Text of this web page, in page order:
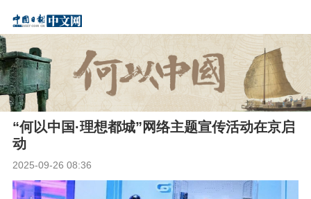
“何以中国·理想都城”网络主题宣传活动在京启
动
2025-09-26 08:36